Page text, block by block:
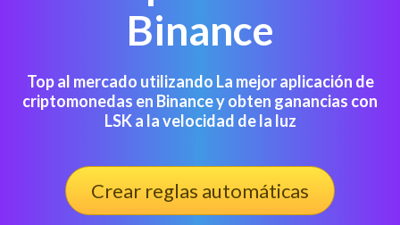
Binance
Top al mercado utilizando La mejor aplicación de
criptomonedas en Binance y obten ganancias con
LSK a la velocidad de la luz
Crear reglas automáticas